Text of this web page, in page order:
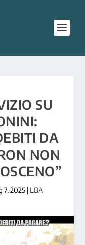
SU
DA
NON
7, 2025| LBA